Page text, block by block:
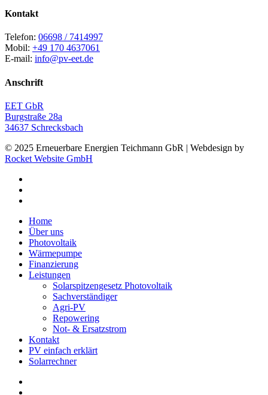
Kontakt
Telefon: 06698 / 7414997
Mobil: +49 170 4637061
E-mail: info@pv-eet.de
Anschrift
EET GbR
Burgstraße 28a
34637 Schrecksbach
© 2025 Erneuerbare Energien Teichmann GbR | Webdesign by
Rocket Website GmbH
Close
Menu
Home
Über uns
Photovoltaik
Wärmepumpe
Finanzierung
Leistungen
Solarspitzengesetz Photovoltaik
Sachverständiger
Agri-PV
Repowering
Not- & Ersatzstrom
Kontakt
PV einfach erklärt
Solarrechner